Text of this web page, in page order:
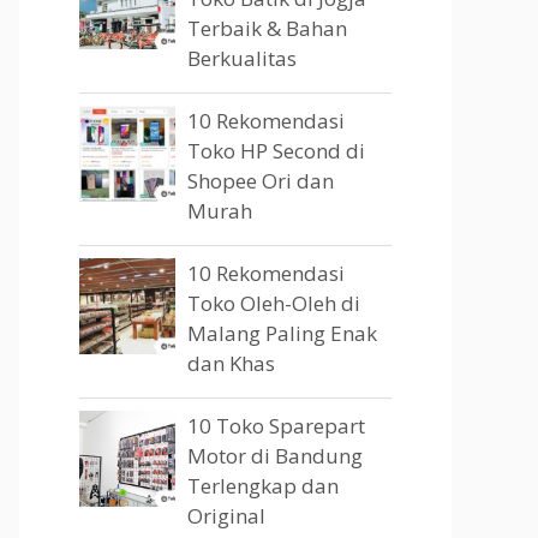
Terbaik & Bahan
Berkualitas
10 Rekomendasi
Toko HP Second di
Shopee Ori dan
Murah
10 Rekomendasi
Toko Oleh-Oleh di
Malang Paling Enak
dan Khas
10 Toko Sparepart
Motor di Bandung
Terlengkap dan
Original